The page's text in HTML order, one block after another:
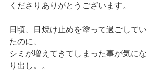
くださりありがとうございます。
日頃、日焼け止めを塗って過ごしてい
たのに、
シミが増えてきてしまった事が気にな
り出し。。